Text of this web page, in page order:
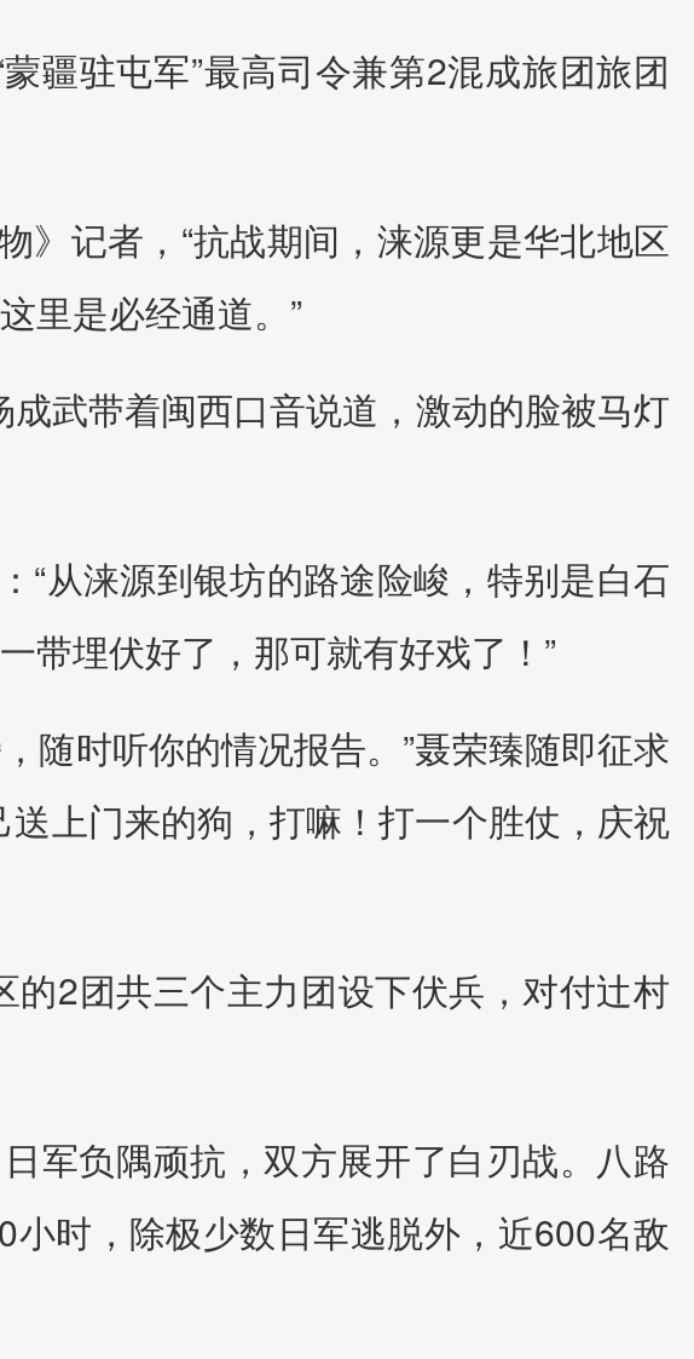
疆驻屯军”最高司令兼第2混成旅团旅团
》记者，“抗战期间，涞源更是华北地区
里是必经通道。”
武带着闽西口音说道，激动的脸被马灯
“从涞源到银坊的路途险峻，特别是白石
带埋伏好了，那可就有好戏了！”
随时听你的情况报告。”聂荣臻随即征求
上门来的狗，打嘛！打一个胜仗，庆祝
2团共三个主力团设下伏兵，对付辻村
军负隅顽抗，双方展开了白刃战。八路
时，除极少数日军逃脱外，近600名敌